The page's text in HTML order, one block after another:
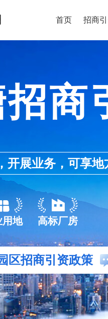
首页 招商
商
开展业务，可享
用地 高标厂房
区招商引资政策